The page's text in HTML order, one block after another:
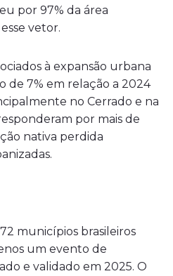
por 97% da área
vetor.
à expansão urbana
de 7% em relação a 2024
no Cerrado e na
por mais de
nativa perdida
municípios brasileiros
um evento de
e validado em 2025. O